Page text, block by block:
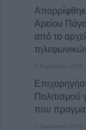
Αρείου
από το
7 Αυγούστου 2026,
Πολιτισμού
που
7 Αυγούστου 2026,